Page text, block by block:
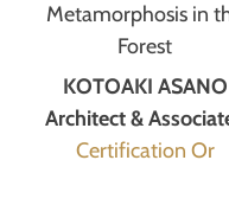
Metamorphosis in
Forest
KOTOAKI ASANO
Architect &
Certification Or